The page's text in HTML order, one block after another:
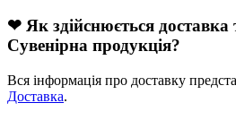
❤ Як здійснюється доставка
Сувенірна продукція?
Вся інформація про доставку
Доставка.